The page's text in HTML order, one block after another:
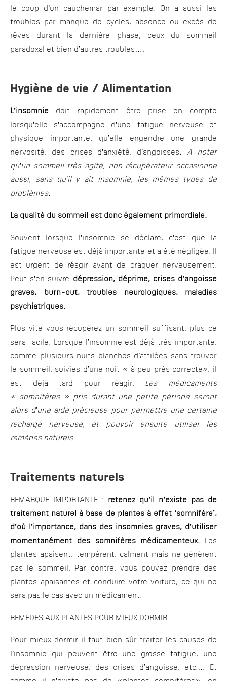
le coup d’un cauchemar par exemple. On a aussi les
troubles par manque de cycles, absence ou excès de
rêves durant la dernière phase, ceux du sommeil
paradoxal et bien d’autres troubles….
Hygiène de vie / Alimentation
L’insomnie doit rapidement être prise en compte
lorsqu’elle s’accompagne d’une fatigue nerveuse et
physique importante, qu’elle engendre une grande
nervosité, des crises d’anxiété, d’angoisses. A noter
qu’un sommeil très agité, non récupérateur occasionne
aussi, sans qu’il y ait insomnie, les mêmes types de
problèmes.
La qualité du sommeil est donc également primordiale.
Souvent lorsque l’insomnie se déclare, c’est que la
fatigue nerveuse est déjà importante et a été négligée. Il
est urgent de réagir avant de craquer nerveusement.
Peut s’en suivre dépression, déprime, crises d’angoisse
graves, burn-out, troubles neurologiques, maladies
psychiatriques.
Plus vite vous récupérez un sommeil suffisant, plus ce
sera facile. Lorsque l’insomnie est déjà très importante,
comme plusieurs nuits blanches d’affilées sans trouver
le sommeil, suivies d’une nuit « à peu près correcte», il
est déjà tard pour réagir. Les médicaments
« somnifères » pris durant une petite période seront
alors d’une aide précieuse pour permettre une certaine
recharge nerveuse, et pouvoir ensuite utiliser les
remèdes naturels.
Traitements naturels
REMARQUE IMPORTANTE : retenez qu’il n’existe pas de
traitement naturel à base de plantes à effet ‘somnifère’,
d’où l’importance, dans des insomnies graves, d’utiliser
momentanément des somnifères médicamenteux.
Les
plantes apaisent, tempèrent, calment mais ne génèrent
pas le sommeil. Par contre, vous pouvez prendre des
plantes apaisantes et conduire votre voiture, ce qui ne
sera pas le cas avec un médicament.
REMEDES AUX PLANTES POUR MIEUX DORMIR
Pour mieux dormir il faut bien sûr traiter les causes de
l’insomnie qui peuvent être une grosse fatigue, une
dépression nerveuse, des crises d’angoisse, etc.… Et